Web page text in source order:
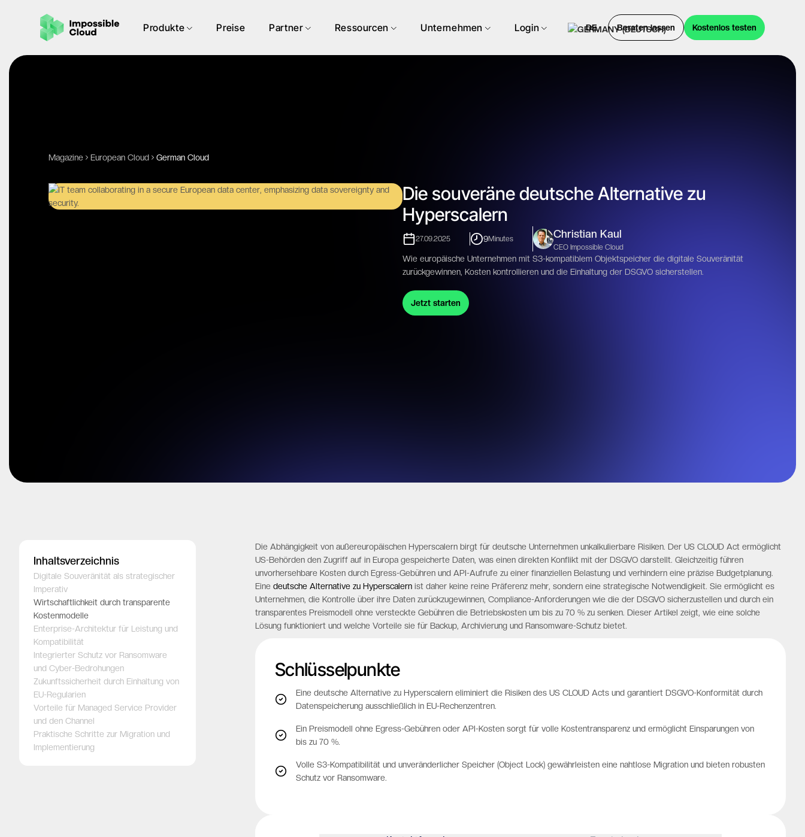
Produkte Preise Partner Ressourcen Unternehmen Login DE Beraten lassen Kostenlos testen
Magazine European Cloud German Cloud
Die souveräne deutsche Alternative zu
Hyperscalern
27.09.2025 9Minutes Christian Kaul
CEO Impossible Cloud
Wie europäische Unternehmen mit S3-kompatiblem Objektspeicher die digitale Souveränität
zurückgewinnen, Kosten kontrollieren und die Einhaltung der DSGVO sicherstellen.
Jetzt starten
Inhaltsverzeichnis
Digitale Souveränität als strategischer
Imperativ
Wirtschaftlichkeit durch transparente
Kostenmodelle
Enterprise-Architektur für Leistung und
Kompatibilität
Integrierter Schutz vor Ransomware
und Cyber-Bedrohungen
Zukunftssicherheit durch Einhaltung von
EU-Regularien
Vorteile für Managed Service Provider
und den Channel
Praktische Schritte zur Migration und
Implementierung
Die Abhängigkeit von außereuropäischen Hyperscalern birgt für deutsche Unternehmen unkalkulierbare Risiken. Der US CLOUD Act ermöglicht
US-Behörden den Zugriff auf in Europa gespeicherte Daten, was einen direkten Konflikt mit der DSGVO darstellt. Gleichzeitig führen
unvorhersehbare Kosten durch Egress-Gebühren und API-Aufrufe zu einer finanziellen Belastung und verhindern eine präzise Budgetplanung.
Eine deutsche Alternative zu Hyperscalernist daher keine reine Präferenz mehr, sondern eine strategische Notwendigkeit. Sie ermöglicht es
Unternehmen, die Kontrolle über ihre Daten zurückzugewinnen, Compliance-Anforderungen wie die der DSGVO sicherzustellen und durch ein
transparentes Preismodell ohne versteckte Gebühren die Betriebskosten um bis zu 70 % zu senken. Dieser Artikel zeigt, wie eine solche
Lösung funktioniert und welche Vorteile sie für Backup, Archivierung und Ransomware-Schutz bietet.
Schlüsselpunkte
Eine deutsche Alternative zu Hyperscalern eliminiert die Risiken des US CLOUD Acts und garantiert DSGVO-Konformität durch
Datenspeicherung ausschließlich in EU-Rechenzentren.
Ein Preismodell ohne Egress-Gebühren oder API-Kosten sorgt für volle Kostentransparenz und ermöglicht Einsparungen von
bis zu 70 %.
Volle S3-Kompatibilität und unveränderlicher Speicher (Object Lock) gewährleisten eine nahtlose Migration und bieten robusten
Schutz vor Ransomware.